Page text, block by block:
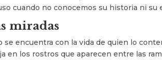
cuando no conocemos su historia ni su
miradas
se encuentra con la vida de quien lo
en los rostros que aparecen entre las